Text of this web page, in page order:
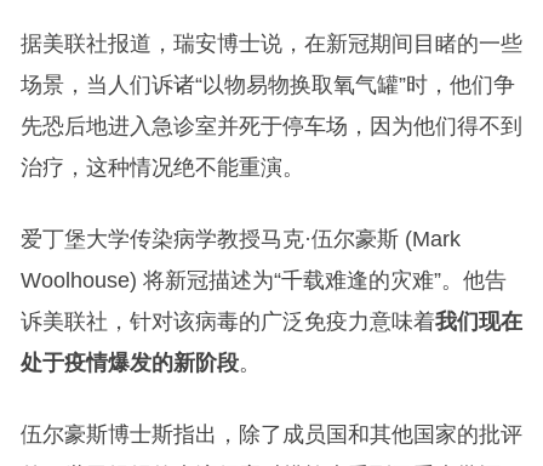
据美联社报道，瑞安博士说，在新冠期间目睹的一些
场景，当人们诉诸“以物易物换取氧气罐”时，他们争
先恐后地进入急诊室并死于停车场，因为他们得不到
治疗，这种情况绝不能重演。
爱丁堡大学传染病学教授马克·伍尔豪斯 (Mark
Woolhouse) 将新冠描述为“千载难逢的灾难”。他告
诉美联社，针对该病毒的广泛免疫力意味着我们现在
处于疫情爆发的新阶段。
伍尔豪斯博士斯指出，除了成员国和其他国家的批评